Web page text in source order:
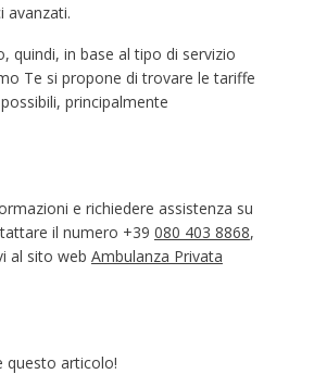
avanzati.
quindi, in base al tipo di servizio
Te si propone di trovare le tariffe
principalmente
e richiedere assistenza su
il numero +39 080 403 8868,
al sito web Ambulanza Privata
questo articolo!